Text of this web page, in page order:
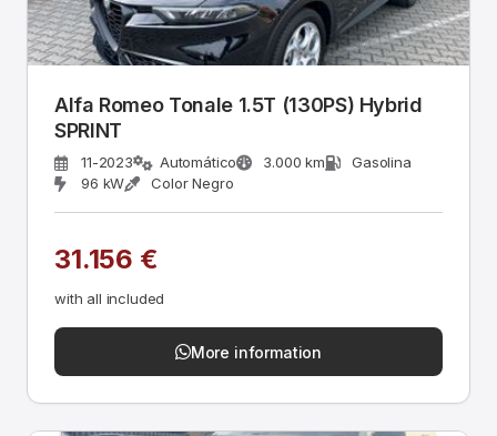
Alfa Romeo Tonale 1.5T (130PS) Hybrid
SPRINT
11-2023 Automático 3.000 km
Gasolina
96 kW
Color Negro
31.156 €
with all included
More information